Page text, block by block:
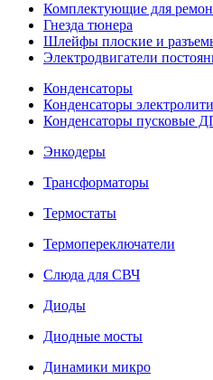
Комплектующие для
Гнезда тюнера
Шлейфы плоские и
Электродвигатели
Конденсаторы
Конденсаторы
Конденсаторы пусковые
Энкодеры
Трансформаторы
Термостаты
Термопереключатели
Слюда для СВЧ
Диоды
Диодные мосты
Динамики микро